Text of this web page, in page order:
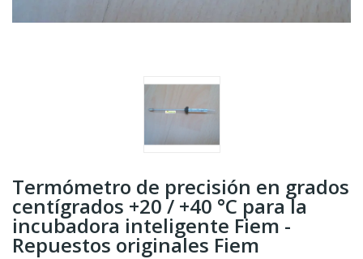
Termómetro de precisión en grados
centígrados +20 / +40 °C para la
incubadora inteligente Fiem -
Repuestos originales Fiem